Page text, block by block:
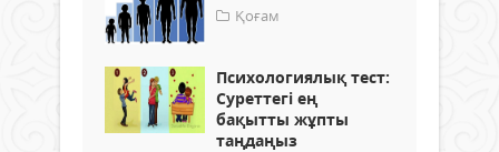
Қоғам
Психологиялық тест:
Суреттегі ең
бақытты жұпты
таңдаңыз